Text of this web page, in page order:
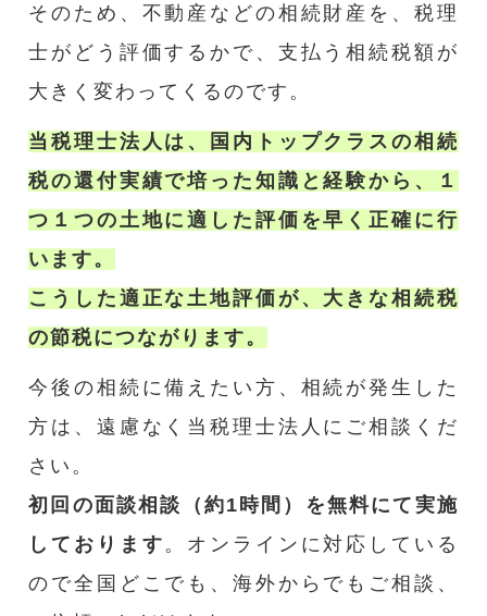
そのため、不動産などの相続財産を、税理
士がどう評価するかで、支払う相続税額が
大きく変わってくるのです。
当税理士法人は、国内トップクラスの相続
税の還付実績で培った知識と経験から、１
つ１つの土地に適した評価を早く正確に行
います。
こうした適正な土地評価が、大きな相続税
の節税につながります。
今後の相続に備えたい方、相続が発生した
方は、遠慮なく当税理士法人にご相談くだ
さい。
初回の面談相談（約1時間）を無料にて実施
しております。オンラインに対応している
ので全国どこでも、海外からでもご相談、